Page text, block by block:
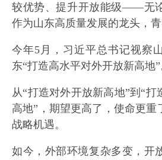
较优势、提升开放能级——无
作为山东高质量发展的龙头，青
今年5月，习近平总书记视察
东“打造高水平对外开放新高地”
从“打造对外开放新高地”到“
高地”，期望更高了，使命更重
战略机遇。
如今，外部环境复杂多变，开